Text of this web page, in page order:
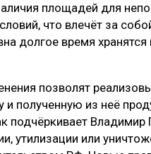
площадей для
что влечёт за
долгое время
позволят
полученную из неё
подчёркивает Владимир
утилизации или